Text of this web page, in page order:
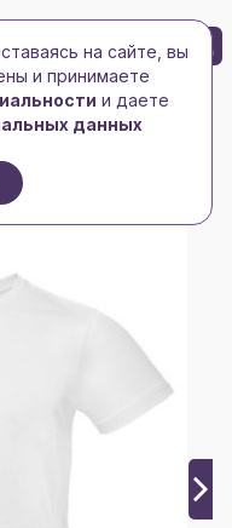
0
футболки/
на сайте, вы
и принимаете
и даете
данных